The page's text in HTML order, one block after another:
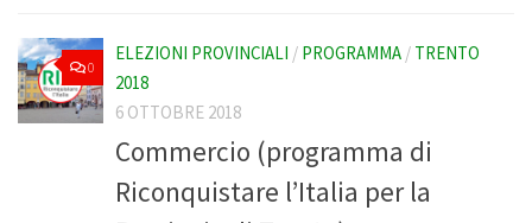
0
ELEZIONI PROVINCIALI / PROGRAMMA / TRENTO
2018
6 OTTOBRE 2018
Commercio (programma di
Riconquistare l’Italia per la